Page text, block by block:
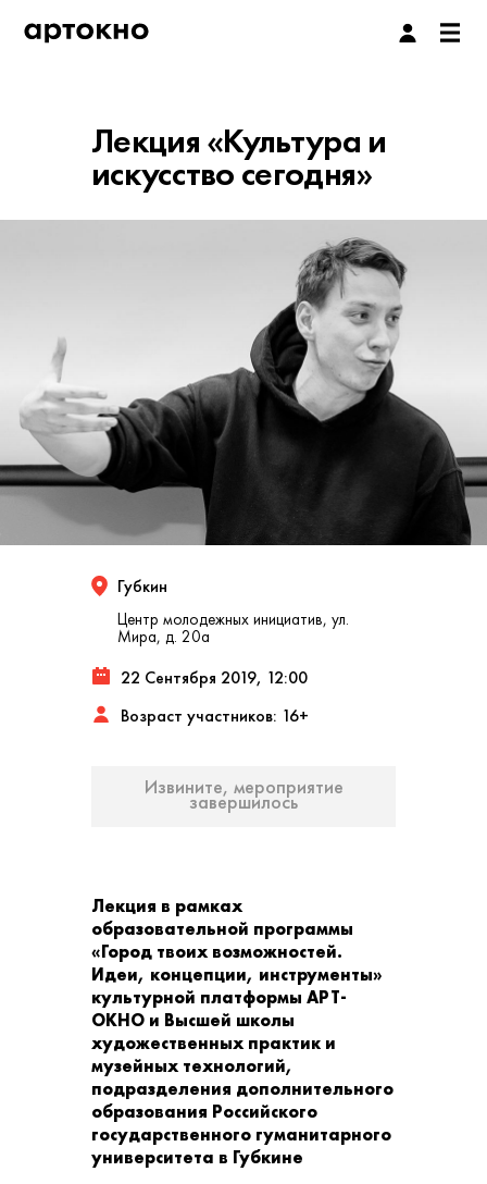
Лекция «Культура и
искусство сегодня»
Губкин
Центр молодежных инициатив, ул.
Мира, д. 20а
22 Сентября 2019, 12:00
Возраст участников: 16+
Извините, мероприятие
завершилось
Лекция в рамках
образовательной программы
«Город твоих возможностей.
Идеи, концепции, инструменты»
культурной платформы АРТ-
ОКНО и Высшей школы
художественных практик и
музейных технологий,
подразделения дополнительного
образования Российского
государственного гуманитарного
университета в Губкине